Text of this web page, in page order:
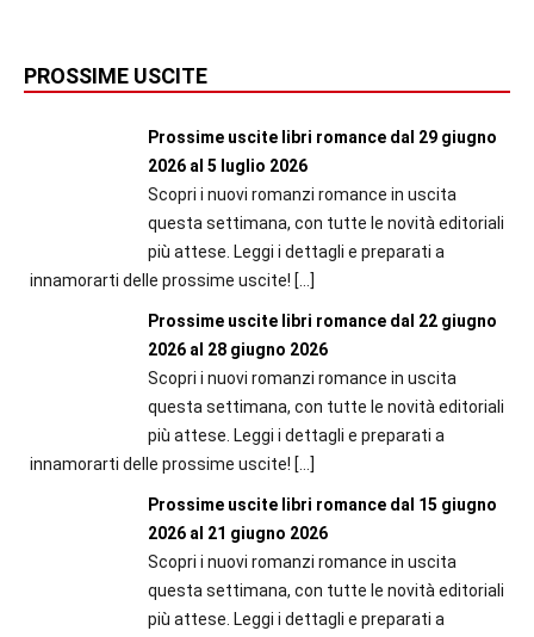
PROSSIME USCITE
Prossime uscite libri romance dal 29 giugno
2026 al 5 luglio 2026
Scopri i nuovi romanzi romance in uscita
questa settimana, con tutte le novità editoriali
più attese. Leggi i dettagli e preparati a
innamorarti delle prossime uscite! […]
Prossime uscite libri romance dal 22 giugno
2026 al 28 giugno 2026
Scopri i nuovi romanzi romance in uscita
questa settimana, con tutte le novità editoriali
più attese. Leggi i dettagli e preparati a
innamorarti delle prossime uscite! […]
Prossime uscite libri romance dal 15 giugno
2026 al 21 giugno 2026
Scopri i nuovi romanzi romance in uscita
questa settimana, con tutte le novità editoriali
più attese. Leggi i dettagli e preparati a